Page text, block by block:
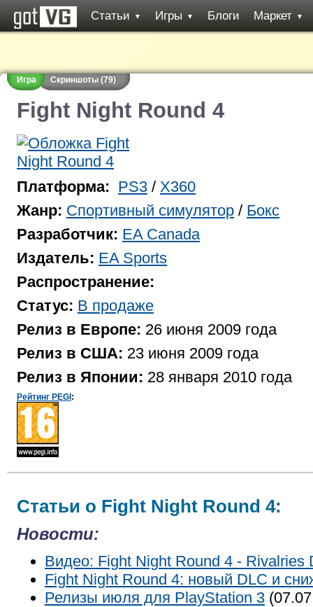
Статьи ▼ Игры ▼ Блоги Маркет ▼
Игра Скриншоты (79)
Fight Night Round 4
Платформа: PS3 / X360
Жанр: Спортивный симулятор / Бокс
Разработчик: EA Canada
Издатель: EA Sports
Распространение:
Статус: В продаже
Релиз в Европе: 26 июня 2009 года
Релиз в США: 23 июня 2009 года
Релиз в Японии: 28 января 2010 года
Рейтинг PEGI :
Статьи о Fight Night Round 4:
Новости:
Видео: Fight Night Round 4 - Rivalries
Fight Night Round 4: новый DLC и
Релизы июля для PlayStation 3